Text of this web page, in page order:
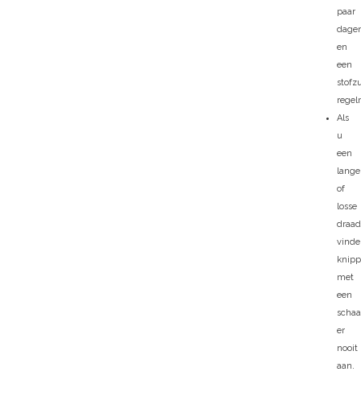
paar
en
een
Als
u
een
lange
of
losse
draad
met
een
er
nooit
aan.